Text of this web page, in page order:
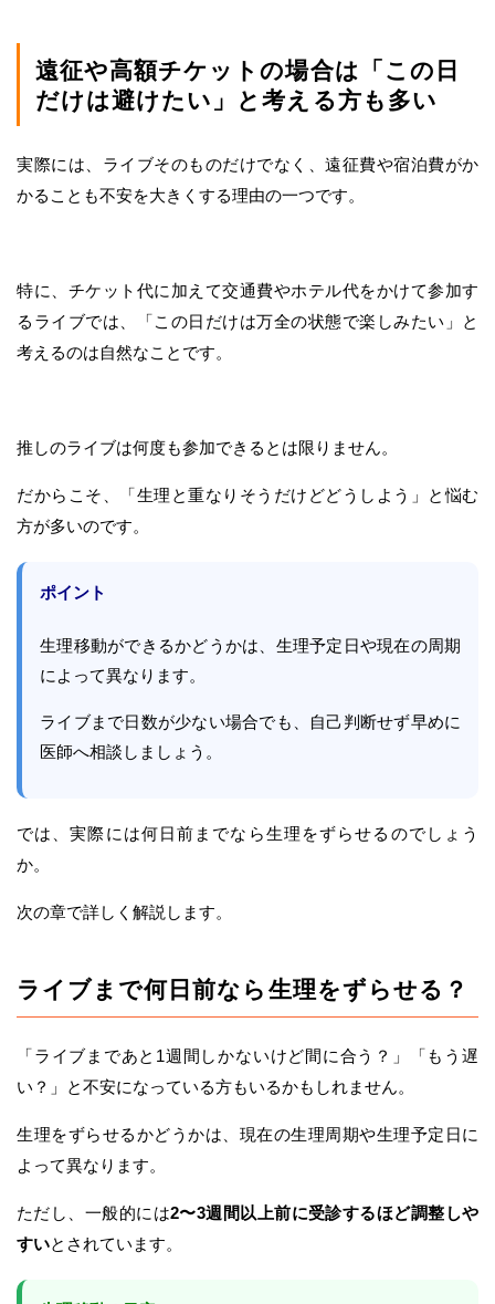
遠征や高額チケットの場合は「この日
だけは避けたい」と考える方も多い
実際には、ライブそのものだけでなく、遠征費や宿泊費がか
かることも不安を大きくする理由の一つです。
特に、チケット代に加えて交通費やホテル代をかけて参加す
るライブでは、「この日だけは万全の状態で楽しみたい」と
考えるのは自然なことです。
推しのライブは何度も参加できるとは限りません。
だからこそ、「生理と重なりそうだけどどうしよう」と悩む
方が多いのです。
ポイント
生理移動ができるかどうかは、生理予定日や現在の周期
によって異なります。
ライブまで日数が少ない場合でも、自己判断せず早めに
医師へ相談しましょう。
では、実際には何日前までなら生理をずらせるのでしょう
か。
次の章で詳しく解説します。
ライブまで何日前なら生理をずらせる？
「ライブまであと1週間しかないけど間に合う？」「もう遅
い？」と不安になっている方もいるかもしれません。
生理をずらせるかどうかは、現在の生理周期や生理予定日に
よって異なります。
ただし、一般的には2〜3週間以上前に受診するほど調整しや
すいとされています。